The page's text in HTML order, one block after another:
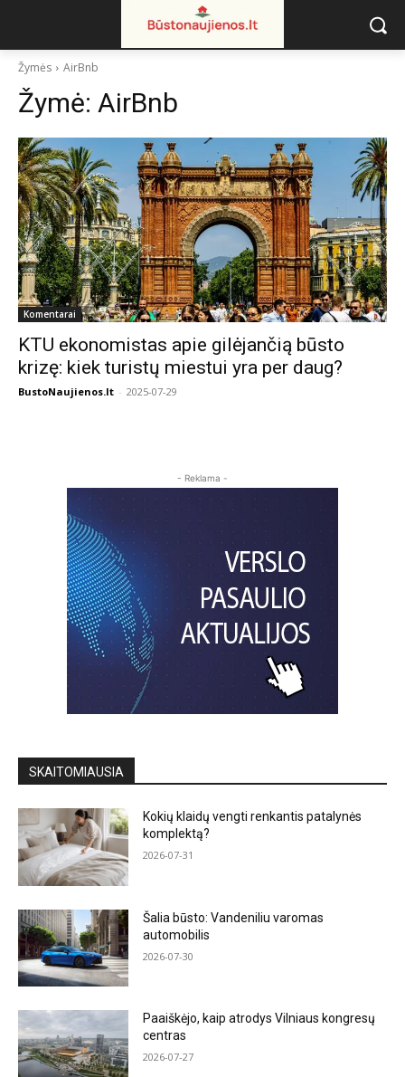
Žymės AirBnb
Žymė: AirBnb
Komentarai
KTU ekonomistas apie gilėjančią būsto
krizę: kiek turistų miestui yra per daug?
BustoNaujienos.lt - 2025-07-29
- Reklama -
SKAITOMIAUSIA
Kokių klaidų vengti renkantis patalynės
komplektą?
2026-07-31
Šalia būsto: Vandeniliu varomas
automobilis
2026-07-30
Paaiškėjo, kaip atrodys Vilniaus kongresų
centras
2026-07-27